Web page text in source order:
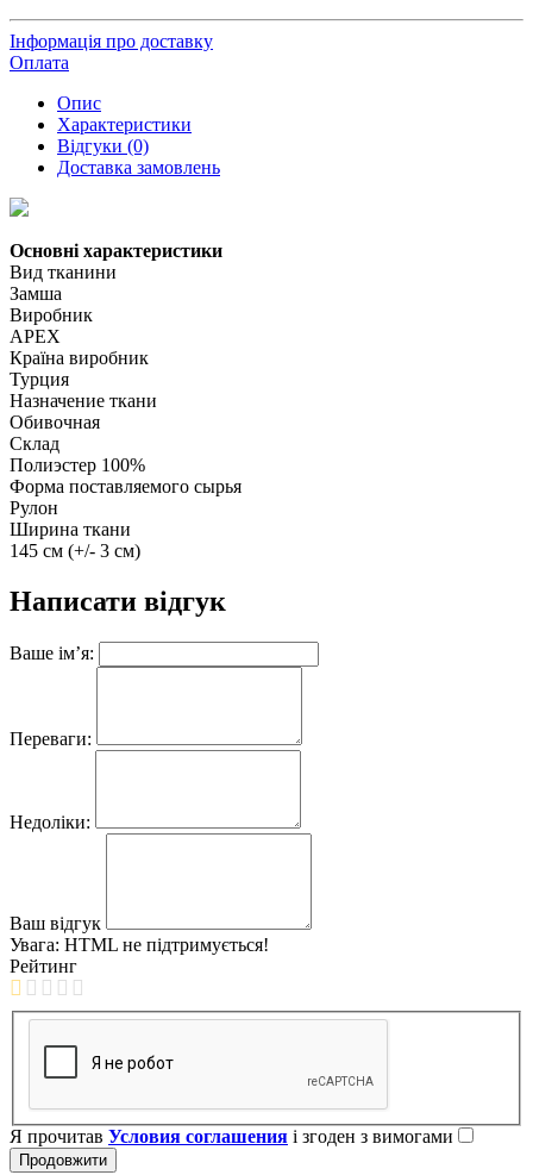
Інформація про доставку
Оплата
Опис
Характеристики
Відгуки (0)
Доставка замовлень
Основні характеристики
Вид тканини
Замша
Виробник
APEX
Країна виробник
Турция
Назначение ткани
Обивочная
Склад
Полиэстер 100%
Форма поставляемого сырья
Рулон
Ширина ткани
145 см (+/- 3 см)
Написати відгук
Ваше ім’я:
Переваги:
Недоліки:
Ваш відгук
Увага: HTML не підтримується!
Рейтинг
Я прочитав Условия соглашения і згоден з вимогами
Продовжити